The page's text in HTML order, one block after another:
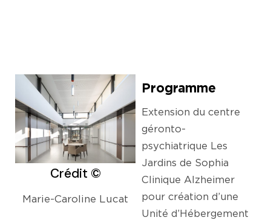
Crédit ©
Marie-Caroline Lucat
Programme
Extension du centre
géronto-
psychiatrique Les
Jardins de Sophia
Clinique Alzheimer
pour création d’une
Unité d’Hébergement